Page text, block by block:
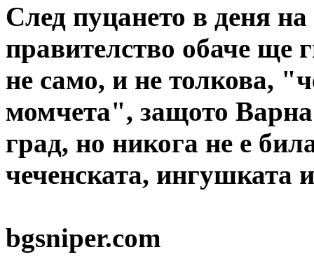
След пуцането в деня
правителство обаче ще
не само, и не толкова,
момчета", защото
град, но никога не е
чеченската,
bgsniper.com